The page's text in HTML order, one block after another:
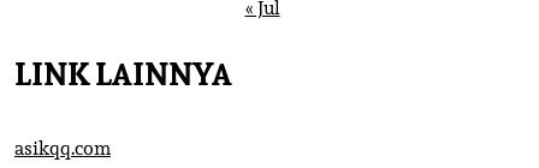
« Jul
LINK LAINNYA
asikqq.com